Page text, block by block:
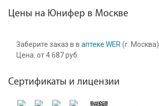
Цены на Юнифер в Москве
Заберите заказ в в аптеке WER (г. Москва)
Цена: от4 687руб.
Сертификаты и лицензии